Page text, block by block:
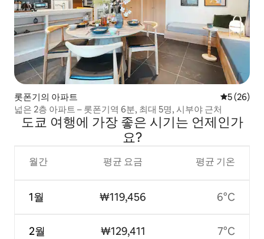
롯폰기의 아파트 평점 5점(5
5 (26)
넓은 2층 아파트 – 롯폰기역 6분, 최대 5명, 시부야 근처
도쿄 여행에 가장 좋은 시기는 언제인가
요?
월간
1월
2월
평균 요금
₩119,456
₩129,411
평균 기온
6°C
7°C